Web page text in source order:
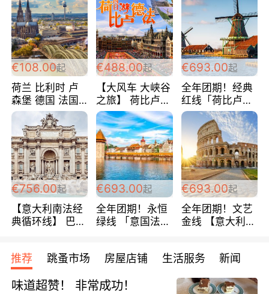
€108.00起
荷兰 比利时 卢
森堡 德国 法国
超爽玩遍西欧 循
环线 全程四星宾
馆 108欧/人/天
€488.00起
【大风车 大峡谷
之旅】 荷比卢德
法 巴黎上下 经
典五国四日游
488欧/人
€693.00起
全年团期！经典
红线「荷比卢德
法」七天循环 五
国 仅售99欧/人/
天！巴黎上下！
包拼房~
€756.00起
【意大利南法经
典循环线】 巴黎
宾馆 108欧/天起
全程756欧/位
€693.00起
全年团期！永恒
绿线 「意国法
欧/天起 ~包拼房
€693.00起
全年团期！文艺
金线 【意大利一
每周铁发！
推荐 跳蚤市场 房屋店铺 生活服务 新闻
味道超赞！ 非常成功！